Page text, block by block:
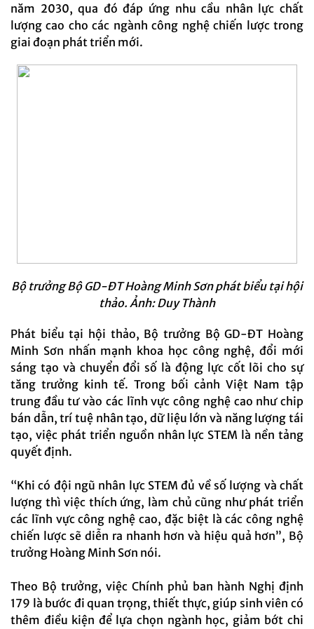
năm 2030, qua đó đáp ứng nhu cầu nhân lực chất
lượng cao cho các ngành công nghệ chiến lược trong
giai đoạn phát triển mới.
Bộ trưởng Bộ GD-ĐT Hoàng Minh Sơn phát biểu tại hội
thảo. Ảnh: Duy Thành
Phát biểu tại hội thảo, Bộ trưởng Bộ GD-ĐT Hoàng
Minh Sơn nhấn mạnh khoa học công nghệ, đổi mới
sáng tạo và chuyển đổi số là động lực cốt lõi cho sự
tăng trưởng kinh tế. Trong bối cảnh Việt Nam tập
trung đầu tư vào các lĩnh vực công nghệ cao như chip
bán dẫn, trí tuệ nhân tạo, dữ liệu lớn và năng lượng tái
tạo, việc phát triển nguồn nhân lực STEM là nền tảng
quyết định.
“Khi có đội ngũ nhân lực STEM đủ về số lượng và chất
lượng thì việc thích ứng, làm chủ cũng như phát triển
các lĩnh vực công nghệ cao, đặc biệt là các công nghệ
chiến lược sẽ diễn ra nhanh hơn và hiệu quả hơn”, Bộ
trưởng Hoàng Minh Sơn nói.
Theo Bộ trưởng, việc Chính phủ ban hành Nghị định
179 là bước đi quan trọng, thiết thực, giúp sinh viên có
thêm điều kiện để lựa chọn ngành học, giảm bớt chi